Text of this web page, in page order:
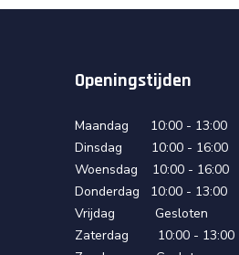
Openingstijden
Maandag 10:00 - 13:00
Dinsdag 10:00 - 16:00
Woensdag 10:00 - 16:00
Donderdag 10:00 - 13:00
Vrijdag Gesloten
Zaterdag 10:00 - 13:00